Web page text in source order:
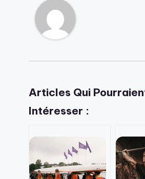
Articles Qui
Intéresser :